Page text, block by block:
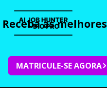
Receba as
MATRICULE-SE AGORA